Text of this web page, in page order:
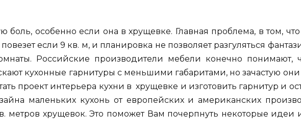
боль, особенно если она в хрущевке. Главная проблема, в том,
если 9 кв. м, и планировка не позволяет разгуляться
Российские производители мебели конечно понимают,
кухонные гарнитуры с меньшими габаритами, но зачастую они
проект интерьера кухни в хрущевке и изготовить гарнитур и
маленьких кухонь от европейских и американских
метров хрущевок. Это поможет Вам почерпнуть некоторые идеи